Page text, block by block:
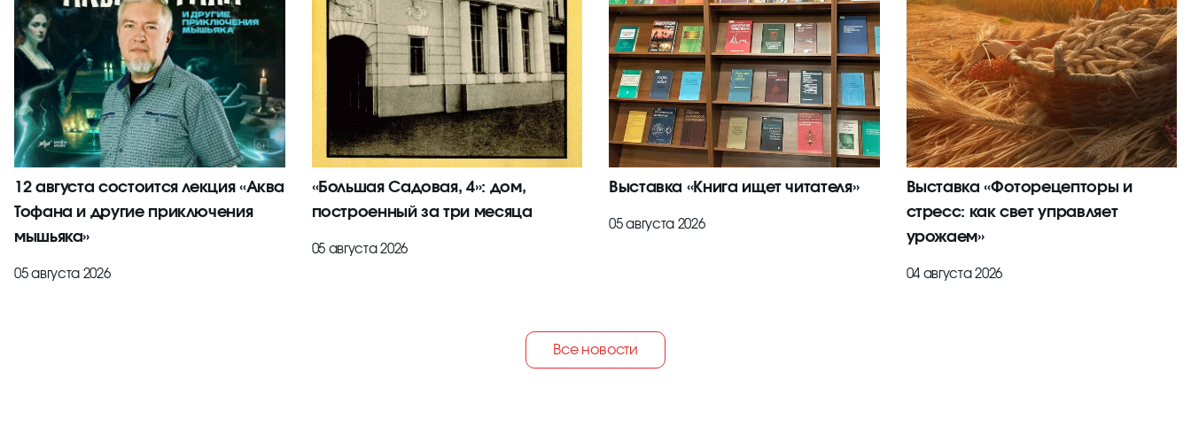
12 августа состоится лекция «Аква
Тофана и другие приключения
мышьяка»
05 августа 2026
«Большая Садовая, 4»: дом,
построенный за три месяца
05 августа 2026
Выставка «Книга ищет читателя»
05 августа 2026
Выставка «Фоторецепторы и
стресс: как свет управляет
урожаем»
04 августа 2026
Все новости